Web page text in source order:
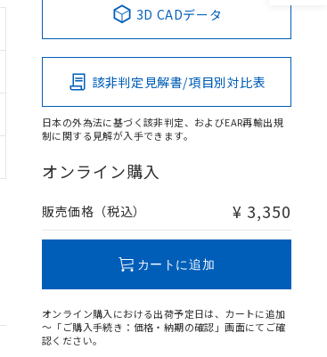
3D CADデータ
該非判定見解書/項目別対比表
日本の外為法に基づく該非判定、およびEAR再輸出規
制に関する見解が入手できます。
オンライン購入
販売価格（税込） ¥ 3,350
カートに追加
オンライン購入における出荷予定日は、カートに追加
～「ご購入手続き：価格・納期の確認」画面にてご確
認ください。